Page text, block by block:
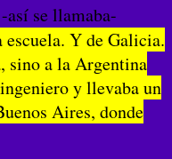
-así se llamaba-
escuela. Y de Galicia.
sino a la Argentina
y llevaba un
Aires, donde